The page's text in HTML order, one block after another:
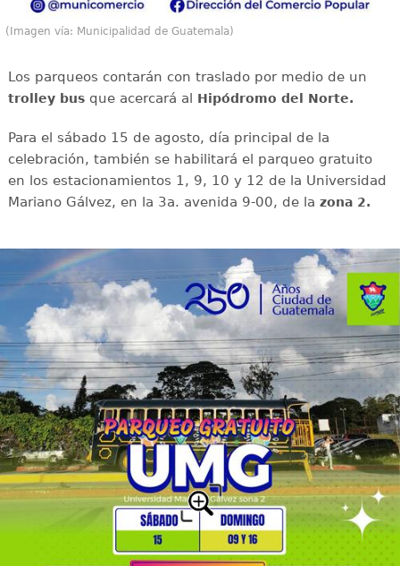
(Imagen vía: Municipalidad de Guatemala)
Los parqueos contarán con traslado por medio de un
trolley busque acercará al Hipódromo del Norte.
Para el sábado 15 de agosto, día principal de la
celebración, también se habilitará el parqueo gratuito
en los estacionamientos 1, 9, 10 y 12 de la Universidad
Mariano Gálvez, en la 3a. avenida 9-00, de la zona 2.